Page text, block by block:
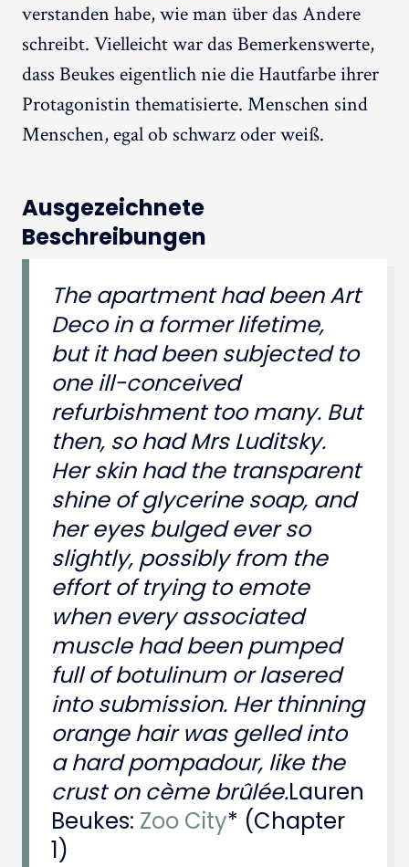
verstanden habe, wie man über das Andere
schreibt. Vielleicht war das Bemerkenswerte,
dass Beukes eigentlich nie die Hautfarbe ihrer
Protagonistin thematisierte. Menschen sind
Menschen, egal ob schwarz oder weiß.
Ausgezeichnete
Beschreibungen
The apartment had been Art
Deco in a former lifetime,
but it had been subjected to
one ill-conceived
refurbishment too many. But
then, so had Mrs Luditsky.
Her skin had the transparent
shine of glycerine soap, and
her eyes bulged ever so
slightly, possibly from the
effort of trying to emote
when every associated
muscle had been pumped
full of botulinum or lasered
into submission. Her thinning
orange hair was gelled into
a hard pompadour, like the
crust on cème brûlée.Lauren
Beukes: Zoo City* (Chapter
1)